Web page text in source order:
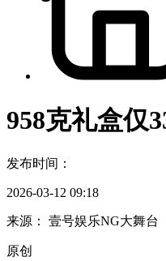
958克礼盒仅
发布时间：
2026-03-12 09:18
来源： 壹号娱乐NG大舞台
原创